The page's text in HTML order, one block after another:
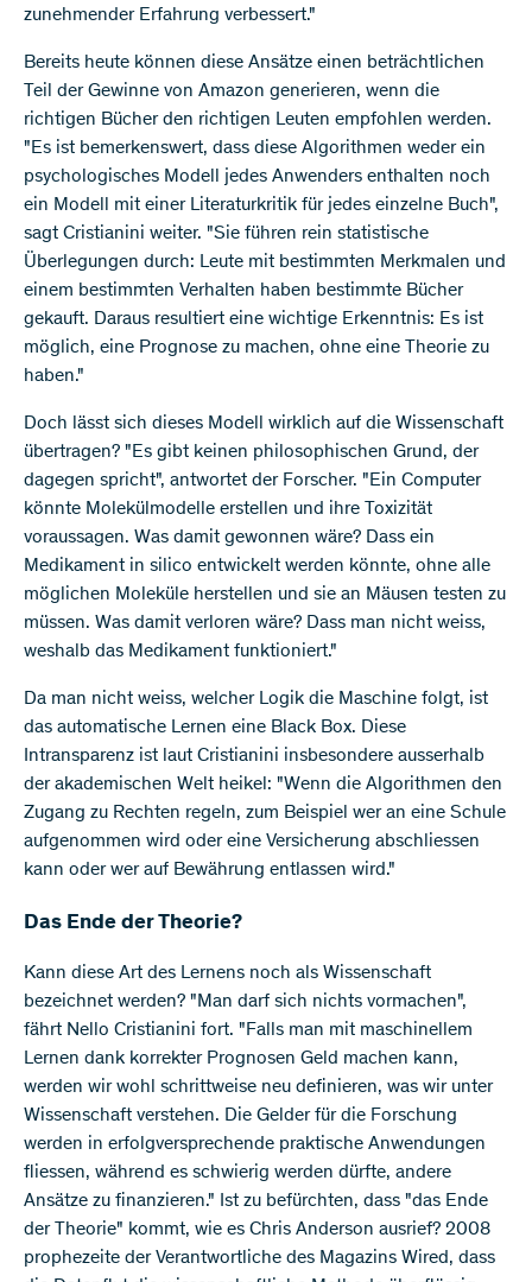
zunehmender Erfahrung verbessert."
Bereits heute können diese Ansätze einen beträchtlichen
Teil der Gewinne von Amazon generieren, wenn die
richtigen Bücher den richtigen Leuten empfohlen werden.
"Es ist bemerkenswert, dass diese Algorithmen weder ein
psychologisches Modell jedes Anwenders enthalten noch
ein Modell mit einer Literaturkritik für jedes einzelne Buch",
sagt Cristianini weiter. "Sie führen rein statistische
Überlegungen durch: Leute mit bestimmten Merkmalen und
einem bestimmten Verhalten haben bestimmte Bücher
gekauft. Daraus resultiert eine wichtige Erkenntnis: Es ist
möglich, eine Prognose zu machen, ohne eine Theorie zu
haben."
Doch lässt sich dieses Modell wirklich auf die Wissenschaft
übertragen? "Es gibt keinen philosophischen Grund, der
dagegen spricht", antwortet der Forscher. "Ein Computer
könnte Molekülmodelle erstellen und ihre Toxizität
voraussagen. Was damit gewonnen wäre? Dass ein
Medikament in silico entwickelt werden könnte, ohne alle
möglichen Moleküle herstellen und sie an Mäusen testen zu
müssen. Was damit verloren wäre? Dass man nicht weiss,
weshalb das Medikament funktioniert."
Da man nicht weiss, welcher Logik die Maschine folgt, ist
das automatische Lernen eine Black Box. Diese
Intransparenz ist laut Cristianini insbesondere ausserhalb
der akademischen Welt heikel: "Wenn die Algorithmen den
Zugang zu Rechten regeln, zum Beispiel wer an eine Schule
aufgenommen wird oder eine Versicherung abschliessen
kann oder wer auf Bewährung entlassen wird."
Das Ende der Theorie?
Kann diese Art des Lernens noch als Wissenschaft
bezeichnet werden? "Man darf sich nichts vormachen",
fährt Nello Cristianini fort. "Falls man mit maschinellem
Lernen dank korrekter Prognosen Geld machen kann,
werden wir wohl schrittweise neu definieren, was wir unter
Wissenschaft verstehen. Die Gelder für die Forschung
werden in erfolgversprechende praktische Anwendungen
fliessen, während es schwierig werden dürfte, andere
Ansätze zu finanzieren." Ist zu befürchten, dass "das Ende
der Theorie" kommt, wie es Chris Anderson ausrief? 2008
prophezeite der Verantwortliche des Magazins Wired, dass